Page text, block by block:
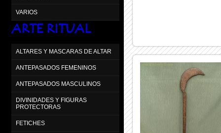
VARIOS
ARTE RITUAL
ALTARES Y MASCARAS DE ALTAR
ANTEPASADOS FEMENINOS
ANTEPASADOS MASCULINOS
DIVINIDADES Y FIGURAS
PROTECTORAS
FETICHES